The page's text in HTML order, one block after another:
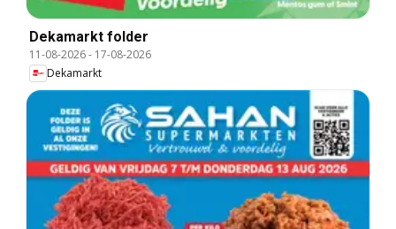
Dekamarkt folder
11-08-2026- 17-08-2026
Dekamarkt